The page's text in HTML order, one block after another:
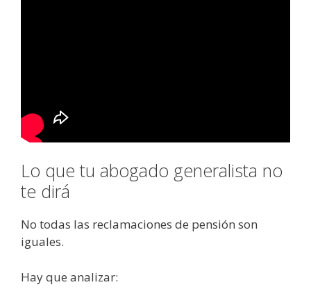
Lo que tu abogado generalista no
te dirá
No todas las reclamaciones de pensión son
iguales.
Hay que analizar: